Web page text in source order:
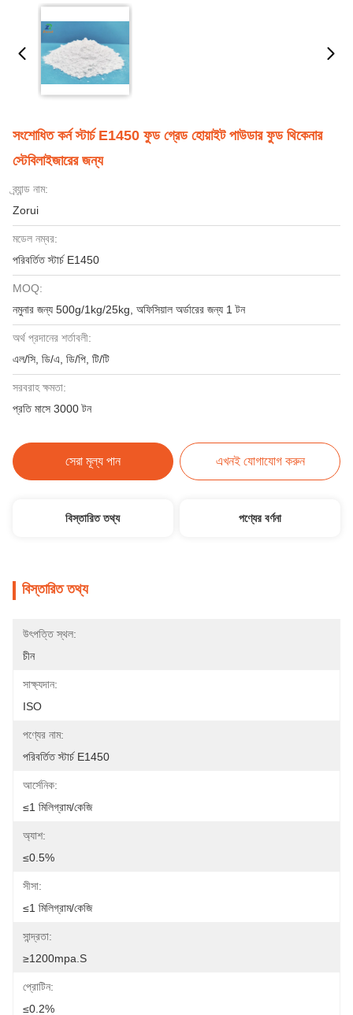
সংশোধিত কর্ন স্টার্চ E1450 ফুড গ্রেড হোয়াইট পাউডার ফুড থিকেনার
স্টেবিলাইজারের জন্য
ব্র্যান্ড নাম:
Zorui
মডেল নম্বর:
পরিবর্তিত স্টার্চ E1450
MOQ:
নমুনার জন্য 500g/1kg/25kg, অফিসিয়াল অর্ডারের জন্য 1 টন
অর্থ প্রদানের শর্তাবলী:
এল/সি, ডি/এ, ডি/পি, টি/টি
সরবরাহ ক্ষমতা:
প্রতি মাসে 3000 টন
সেরা মূল্য পান এখনই যোগাযোগ করুন
বিস্তারিত তথ্য পণ্যের বর্ণনা
বিস্তারিত তথ্য
উৎপত্তি স্থল:
চীন
সাক্ষ্যদান:
ISO
পণ্যের নাম:
পরিবর্তিত স্টার্চ E1450
আর্সেনিক:
≤1 মিলিগ্রাম/কেজি
অ্যাশ:
≤0.5%
সীসা:
≤1 মিলিগ্রাম/কেজি
সান্দ্রতা:
≥1200mpa.s
প্রোটিন:
≤0.2%